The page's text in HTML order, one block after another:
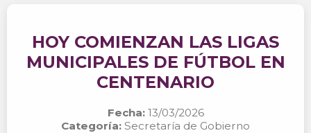
HOY COMIENZAN LAS LIGAS
MUNICIPALES DE FÚTBOL EN
CENTENARIO
Fecha:13/03/2026
Categoría: Secretaría de Gobierno